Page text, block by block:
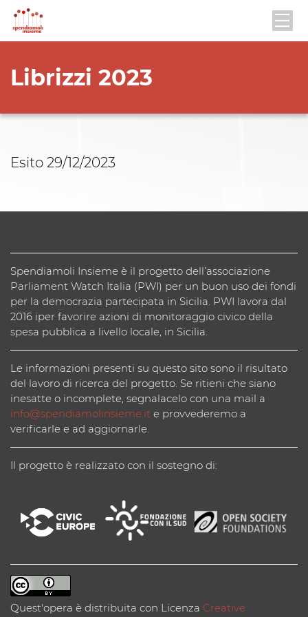
Librizzi 2023
Esito 29/12/2023
Spendiamoli Insieme è il progetto dell’associazione
Parliament Watch Italia (PWI) per un buon uso dei fondi
per la democrazia partecipata in Sicilia. PWI lavora dal
2016 iper favorire azioni di monitoraggio civico della
spesa pubblica a livello locale, in Sicilia.
Le informazioni presenti su questo sito sono il risultato
del lavoro di ricerca del progetto. Se ritieni che siano
inesatte o incomplete, segnalacelo con una mail a
info@spendiamolinsieme.it e provvederemo a
verificarle e ad aggiornarle.
Il progetto è realizzato con il sostegno di:
Quest'opera è distribuita con Licenza Creative